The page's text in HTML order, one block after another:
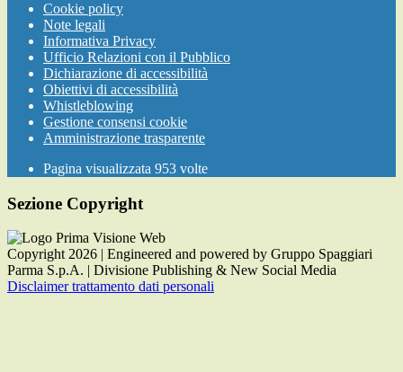
Cookie policy
Note legali
Informativa Privacy
Ufficio Relazioni con il Pubblico
Dichiarazione di accessibilità
Obiettivi di accessibilità
Whistleblowing
Gestione consensi cookie
Amministrazione trasparente
Pagina visualizzata 953 volte
Sezione Copyright
Copyright 2026 | Engineered and powered by Gruppo Spaggiari
Parma S.p.A. | Divisione Publishing & New Social Media
Disclaimer trattamento dati personali